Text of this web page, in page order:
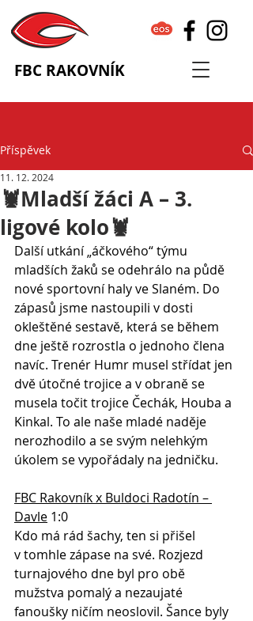
FBC RAKOVNÍK
Příspěvek
🦞Mladší žáci A – 3.
ligové kolo🦞
11. 12. 2024
Další utkání „áčkového“ týmu
mladších žaků se odehrálo na půdě
nové sportovní haly ve Slaném. Do
zápasů jsme nastoupili v dosti
okleštěné sestavě, která se během
dne ještě rozrostla o jednoho člena
navíc. Trenér Humr musel střídat jen
dvě útočné trojice a v obraně se
musela točit trojice Čechák, Houba a
Kinkal. To ale naše mladé naděje
nerozhodilo a se svým nelehkým
úkolem se vypořádaly na jedničku.
FBC Rakovník x Buldoci Radotín –
Davle 1:0
Kdo má rád šachy, ten si přišel
v tomhle zápase na své. Rozjezd
turnajového dne byl pro obě
mužstva pomalý a nezaujaté
fanoušky ničím neoslovil. Šance byly